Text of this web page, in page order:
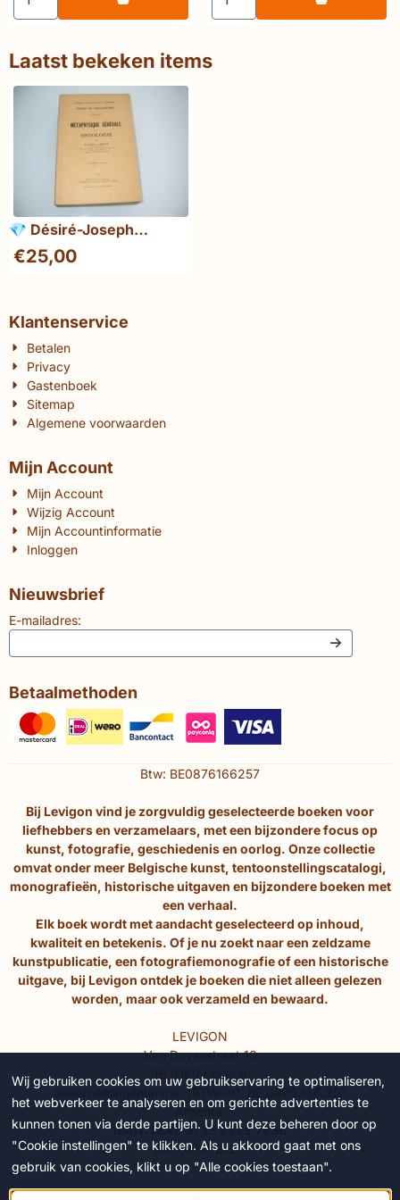
Laatst bekeken items
💎 Désiré-Joseph
Mercier Métaphysique
générale ou Ontologie
€25,00
Klantenservice
Betalen
Privacy
Gastenboek
Sitemap
Algemene voorwaarden
Mijn Account
Mijn Account
Wijzig Account
Mijn Accountinformatie
Inloggen
Nieuwsbrief
E-mailadres:
Betaalmethoden
Btw: BE0876166257
Bij Levigon vind je zorgvuldig geselecteerde boeken voor
liefhebbers en verzamelaars, met een bijzondere focus op
kunst, fotografie, geschiedenis en oorlog. Onze collectie
omvat onder meer Belgische kunst, tentoonstellingscatalogi,
monografieën, historische uitgaven en bijzondere boeken met
een verhaal.
Elk boek wordt met aandacht geselecteerd op inhoud,
kwaliteit en betekenis. Of je nu zoekt naar een zeldzame
kunstpublicatie, een fotografiemonografie of een historische
uitgave, bij Levigon ontdek je boeken die niet alleen gelezen
worden, maar ook verzameld en bewaard.
LEVIGON
Van Duysestraat 10
(B) 9160 Lokeren
ondernemingsnummer (BTW-nr): BE 0876.166.257
Argenta:
IBAN: BE46 9735 2323 7636
BIC: ARSPBE22
Wij gebruiken cookies om uw gebruikservaring te optimaliseren,
het webverkeer te analyseren en om gerichte advertenties te
kunnen tonen via derde partijen. U kunt deze beheren door op
"Cookie instellingen" te klikken. Als u akkoord gaat met ons
gebruik van cookies, klikt u op "Alle cookies toestaan".